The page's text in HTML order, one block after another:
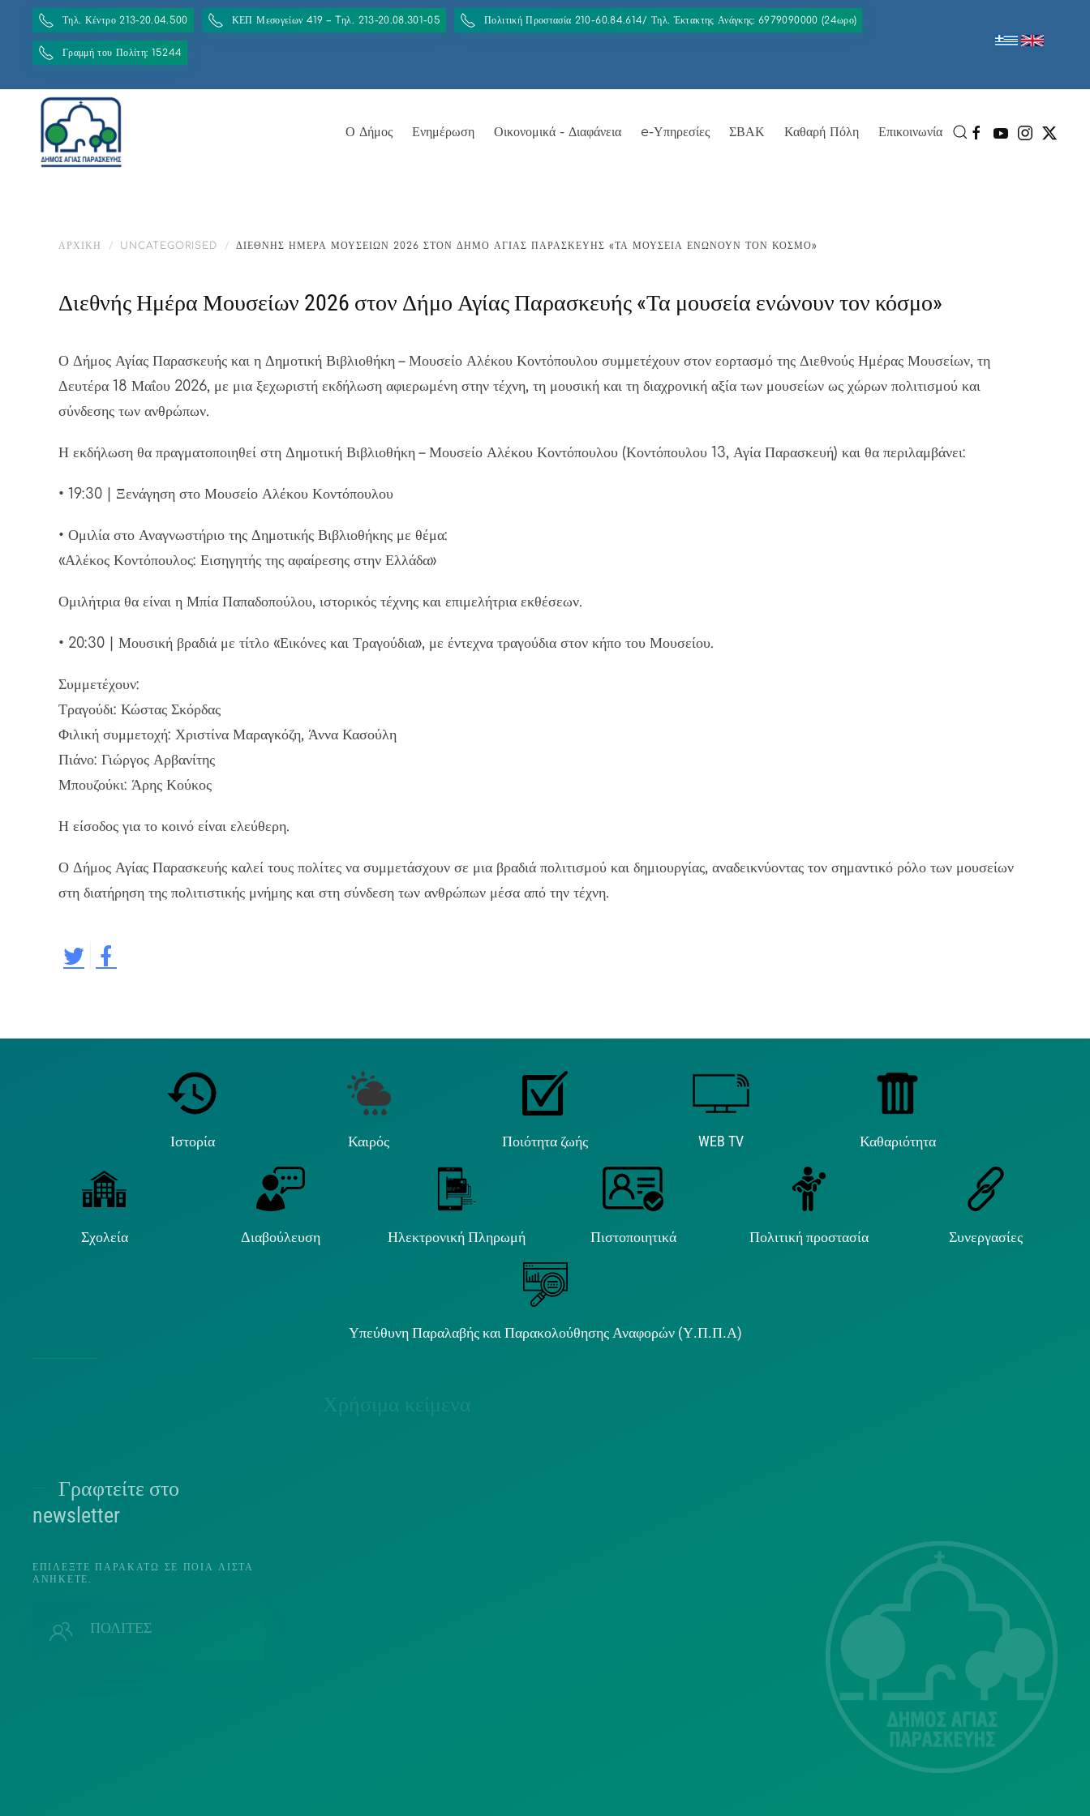
Τηλ. Κέντρο 213-20.04.500 ΚΕΠ Μεσογείων 419 – Tηλ. 213-20.08.301-05 Πολιτική Προστασία 210-60.84.614/ Τηλ. Έκτακτης Ανάγκης: 6979090000 (24ωρο)
Γραμμή του Πολίτη: 15244
Ο Δήμος Ενημέρωση Οικονομικά - Διαφάνεια e-Υπηρεσίες ΣΒΑΚ Καθαρή Πόλη Επικοινωνία
ΑΡΧΙΚΉ UNCATEGORISED ΔΙΕΘΝΉΣ ΗΜΈΡΑ ΜΟΥΣΕΊΩΝ 2026 ΣΤΟΝ ΔΉΜΟ ΑΓΊΑΣ ΠΑΡΑΣΚΕΥΉΣ «ΤΑ ΜΟΥΣΕΊΑ ΕΝΏΝΟΥΝ ΤΟΝ ΚΌΣΜΟ»
Διεθνής Ημέρα Μουσείων 2026 στον Δήμο Αγίας Παρασκευής «Τα μουσεία ενώνουν τον κόσμο»
Ο Δήμος Αγίας Παρασκευής και η Δημοτική Βιβλιοθήκη – Μουσείο Αλέκου Κοντόπουλου συμμετέχουν στον εορτασμό της Διεθνούς Ημέρας Μουσείων, τη
Δευτέρα 18 Μαΐου 2026, με μια ξεχωριστή εκδήλωση αφιερωμένη στην τέχνη, τη μουσική και τη διαχρονική αξία των μουσείων ως χώρων πολιτισμού και
σύνδεσης των ανθρώπων.
Η εκδήλωση θα πραγματοποιηθεί στη Δημοτική Βιβλιοθήκη – Μουσείο Αλέκου Κοντόπουλου (Κοντόπουλου 13, Αγία Παρασκευή) και θα περιλαμβάνει:
• 19:30 | Ξενάγηση στο Μουσείο Αλέκου Κοντόπουλου
• Ομιλία στο Αναγνωστήριο της Δημοτικής Βιβλιοθήκης με θέμα:
«Αλέκος Κοντόπουλος: Εισηγητής της αφαίρεσης στην Ελλάδα»
Ομιλήτρια θα είναι η Μπία Παπαδοπούλου, ιστορικός τέχνης και επιμελήτρια εκθέσεων.
• 20:30 | Μουσική βραδιά με τίτλο «Εικόνες και Τραγούδια», με έντεχνα τραγούδια στον κήπο του Μουσείου.
Συμμετέχουν:
Τραγούδι: Κώστας Σκόρδας
Φιλική συμμετοχή: Χριστίνα Μαραγκόζη, Άννα Κασούλη
Πιάνο: Γιώργος Αρβανίτης
Μπουζούκι: Άρης Κούκος
Η είσοδος για το κοινό είναι ελεύθερη.
Ο Δήμος Αγίας Παρασκευής καλεί τους πολίτες να συμμετάσχουν σε μια βραδιά πολιτισμού και δημιουργίας, αναδεικνύοντας τον σημαντικό ρόλο των μουσείων
στη διατήρηση της πολιτιστικής μνήμης και στη σύνδεση των ανθρώπων μέσα από την τέχνη.
Ιστορία Καιρός Ποιότητα ζωής WEB TV Καθαριότητα
Σχολεία Διαβούλευση Ηλεκτρονική Πληρωμή Πιστοποιητικά Πολιτική προστασία Συνεργασίες
Υπεύθυνη Παραλαβής και Παρακολούθησης Αναφορών (Υ.Π.Π.Α)
Γραφτείτε στο
newsletter
ΕΠΙΛΈΞΤΕ ΠΑΡΑΚΆΤΩ ΣΕ ΠΟΙΑ ΛΊΣΤΑ
ΑΝΉΚΕΤΕ.
ΠΟΛΙΤΕΣ
Χρήσιμα κείμενα
415-417
Τ.Κ.15343
Αγία Παρασκευή
213 2004500